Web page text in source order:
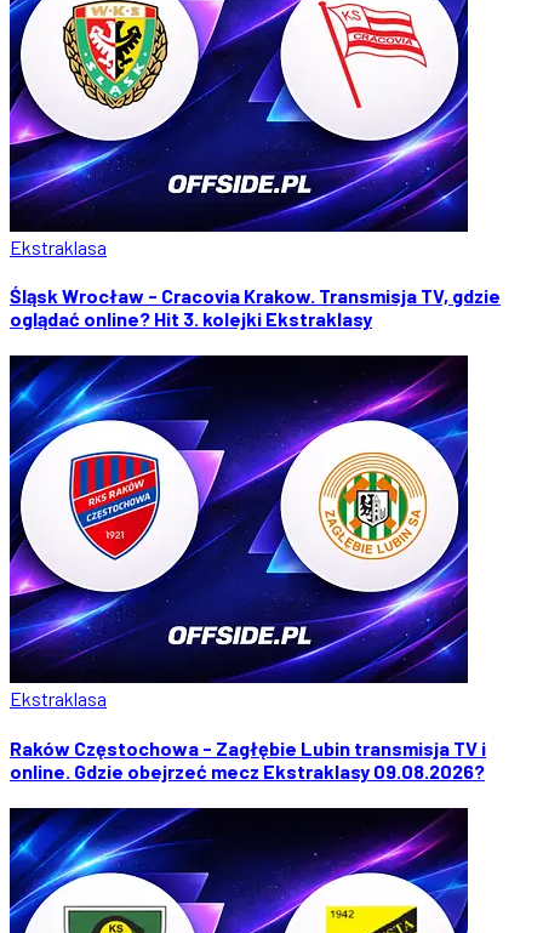
Ekstraklasa
Śląsk Wrocław - Cracovia Krakow. Transmisja TV, gdzie
oglądać online? Hit 3. kolejki Ekstraklasy
Ekstraklasa
Raków Częstochowa - Zagłębie Lubin transmisja TV i
online. Gdzie obejrzeć mecz Ekstraklasy 09.08.2026?